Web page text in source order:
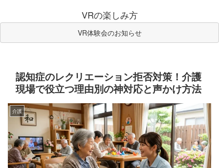
VRの楽しみ方
VR体験会のお知らせ
認知症のレクリエーション拒否対策！介護
現場で役立つ理由別の神対応と声かけ方法
介護